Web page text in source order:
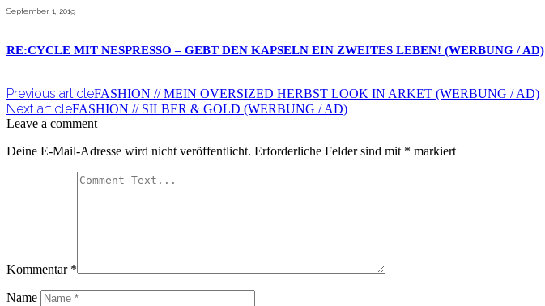
September 1, 2019
RE:CYCLE MIT NESPRESSO – GEBT DEN KAPSELN EIN ZWEITES LEBEN! (WERBUNG / AD)
Previous articleFASHION // MEIN OVERSIZED HERBST LOOK IN ARKET (WERBUNG / AD)
Next articleFASHION // SILBER & GOLD (WERBUNG / AD)
Leave a comment
Deine E-Mail-Adresse wird nicht veröffentlicht. Erforderliche Felder sind mit * markiert
Kommentar *
Name